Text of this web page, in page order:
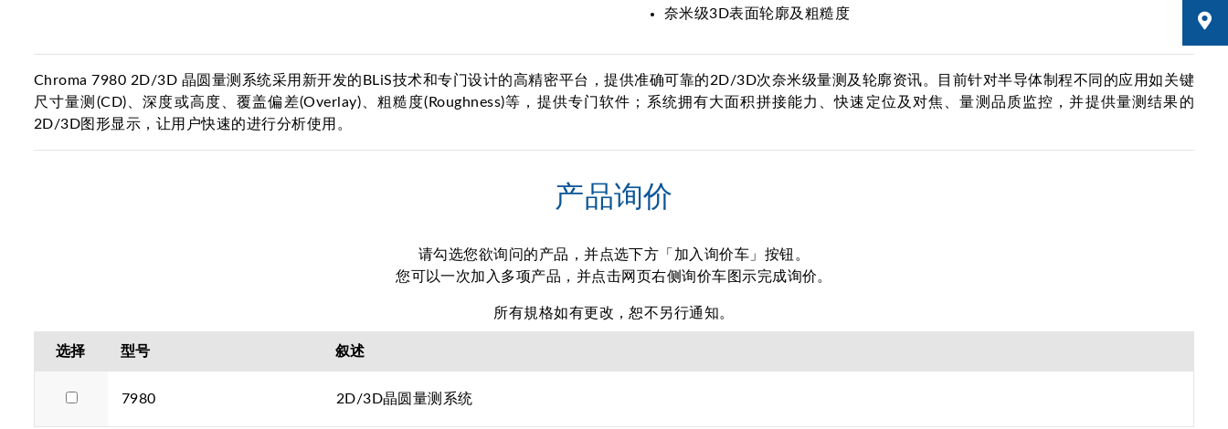
奈米级3D表面轮廓及粗糙度
Chroma 7980 2D/3D 晶圆量测系统采用新开发的BLiS技术和专门设计的高精密平台，提供准确可靠的2D/3D次奈米级量测及轮廓资讯。目前针对半导体制程不同的应用如关键
尺寸量测(CD)、深度或高度、覆盖偏差(Overlay)、粗糙度(Roughness)等，提供专门软件；系统拥有大面积拼接能力、快速定位及对焦、量测品质监控，并提供量测结果的
2D/3D图形显示，让用户快速的进行分析使用。
产品询价
请勾选您欲询问的产品，并点选下方「加入询价车」按钮。
您可以一次加入多项产品，并点击网页右侧询价车图示完成询价。
所有規格如有更改，恕不另行通知。
选择 型号 叙述
7980 2D/3D晶圆量测系统